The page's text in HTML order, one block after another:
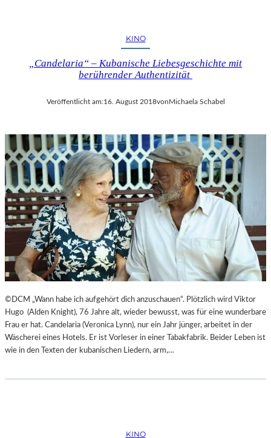
KINO
„Candelaria“ – Kubanische Liebesgeschichte mit
berührender Authentizität
Veröffentlicht am:16. August 2018vonMichaela Schabel
©DCM „Wann habe ich aufgehört dich anzuschauen“. Plötzlich wird Viktor
Hugo (Alden Knight), 76 Jahre alt, wieder bewusst, was für eine wunderbare
Frau er hat. Candelaria (Veronica Lynn), nur ein Jahr jünger, arbeitet in der
Wäscherei eines Hotels. Er ist Vorleser in einer Tabakfabrik. Beider Leben ist
wie in den Texten der kubanischen Liedern, arm,…
KINO